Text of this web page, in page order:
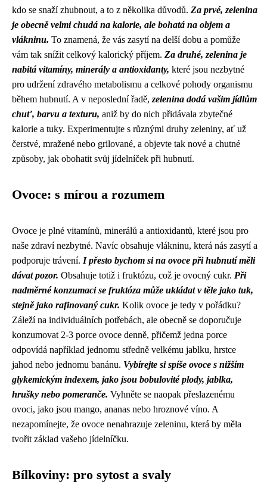
kdo se snaží zhubnout, a to z několika důvodů. Za prvé, zelenina
je obecně velmi chudá na kalorie, ale bohatá na objem a
vlákninu. To znamená, že vás zasytí na delší dobu a pomůže
vám tak snížit celkový kalorický příjem. Za druhé, zelenina je
nabitá vitamíny, minerály a antioxidanty, které jsou nezbytné
pro udržení zdravého metabolismu a celkové pohody organismu
během hubnutí. A v neposlední řadě, zelenina dodá vašim jídlům
chuť, barvu a texturu, aniž by do nich přidávala zbytečné
kalorie a tuky. Experimentujte s různými druhy zeleniny, ať už
čerstvé, mražené nebo grilované, a objevte tak nové a chutné
způsoby, jak obohatit svůj jídelníček při hubnutí.
Ovoce: s mírou a rozumem
Ovoce je plné vitamínů, minerálů a antioxidantů, které jsou pro
naše zdraví nezbytné. Navíc obsahuje vlákninu, která nás zasytí a
podporuje trávení. I přesto bychom si na ovoce při hubnutí měli
dávat pozor. Obsahuje totiž i fruktózu, což je ovocný cukr. Při
nadměrné konzumaci se fruktóza může ukládat v těle jako tuk,
stejně jako rafinovaný cukr. Kolik ovoce je tedy v pořádku?
Záleží na individuálních potřebách, ale obecně se doporučuje
konzumovat 2-3 porce ovoce denně, přičemž jedna porce
odpovídá například jednomu středně velkému jablku, hrstce
jahod nebo jednomu banánu. Vybírejte si spíše ovoce s nižším
glykemickým indexem, jako jsou bobulovité plody, jablka,
hrušky nebo pomeranče. Vyhněte se naopak přeslazenému
ovoci, jako jsou mango, ananas nebo hroznové víno. A
nezapomínejte, že ovoce nenahrazuje zeleninu, která by měla
tvořit základ vašeho jídelníčku.
Bílkoviny: pro sytost a svaly